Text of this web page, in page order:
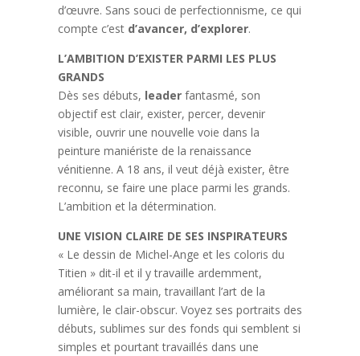
d’œuvre. Sans souci de perfectionnisme, ce qui
compte c’est d’avancer, d’explorer.
L’AMBITION D’EXISTER PARMI LES PLUS
GRANDS
Dès ses débuts, leaderfantasmé, son
objectif est clair, exister, percer, devenir
visible, ouvrir une nouvelle voie dans la
peinture maniériste de la renaissance
vénitienne. A 18 ans, il veut déjà exister, être
reconnu, se faire une place parmi les grands.
L’ambition et la détermination.
UNE VISION CLAIRE DE SES INSPIRATEURS
« Le dessin de Michel-Ange et les coloris du
Titien » dit-il et il y travaille ardemment,
améliorant sa main, travaillant l’art de la
lumière, le clair-obscur. Voyez ses portraits des
débuts, sublimes sur des fonds qui semblent si
simples et pourtant travaillés dans une